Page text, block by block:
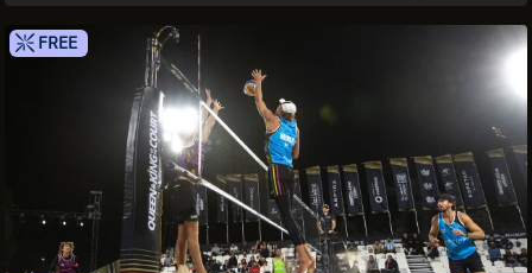
FREE